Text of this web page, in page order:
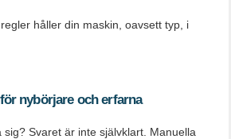
håller din maskin, oavsett typ, i
nybörjare och erfarna
Svaret är inte självklart. Manuella